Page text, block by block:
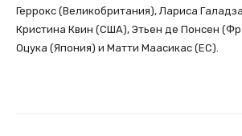
Геррокс (Великобритания), Лариса
Кристина Квин (США), Этьен де Понсен
Оцука (Япония) и Матти Маасикас (ЕС).